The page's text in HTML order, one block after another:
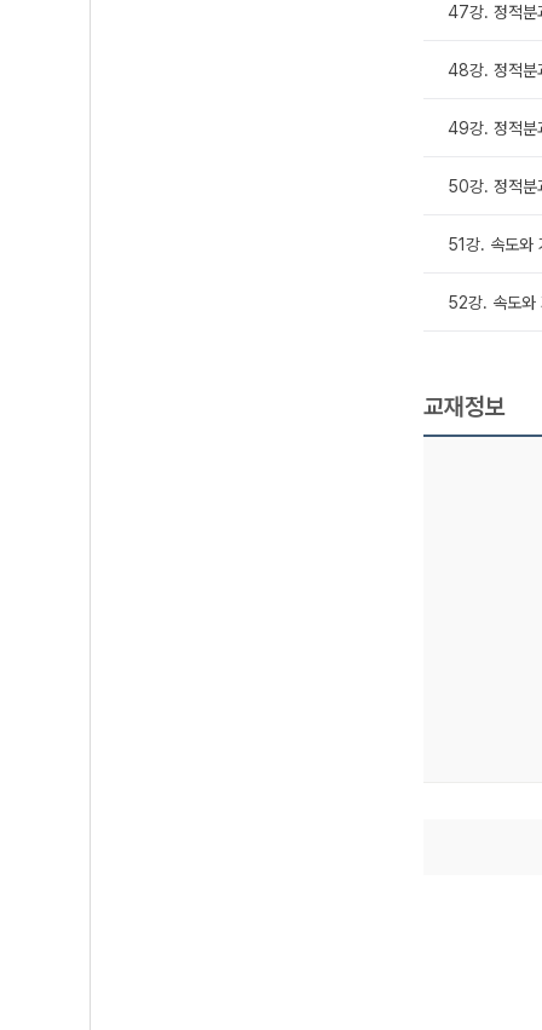
47강. 정적분
48강. 정적분
49강. 정적분
50강. 정적분
51강. 속도와
52강. 속도
교재정보